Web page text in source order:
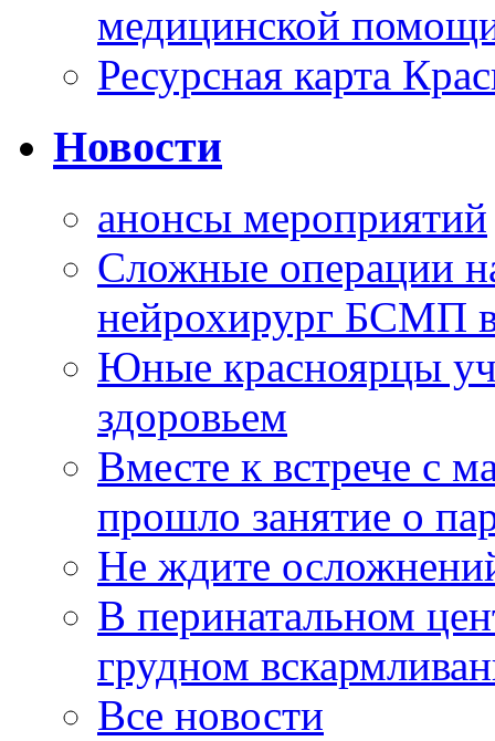
медицинской
Ресурсная карта
Новости
анонсы мероприятий
Сложные операции
нейрохирург БСМП
Юные красноярцы
здоровьем
Вместе к встрече с
прошло занятие о
Не ждите
В перинатальном
грудном
Все новости